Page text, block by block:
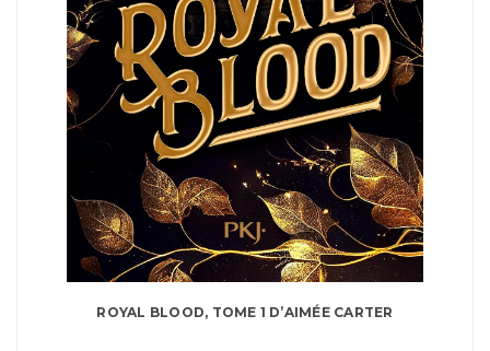
ROYAL BLOOD, TOME 1 D’AIMÉE CARTER